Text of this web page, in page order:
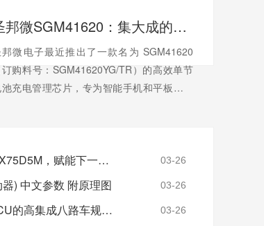
圣邦微SGM41620：集大成的单节电池充电管
微电子最近推出了一款名为 SGM41620
订购料号：SGM41620YG/TR）的高效单节
充电管理芯片，专为智能手机和平板电脑
堪称电源管理领域的“全能选手”。...【详情
Microchip推车规级SiP方案SAM9X75D5M，赋能下一代车载HMI 03-26
) 中文参数 附原理图 03-26
MAX25229：面向ADAS与区域ECU的高集成八路车规PMIC设计指南 03-26